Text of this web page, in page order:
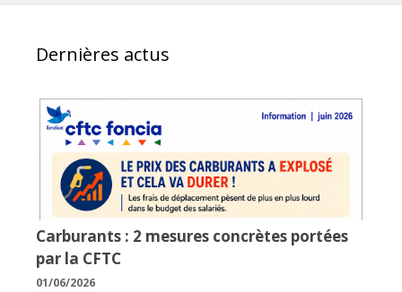
Dernières actus
Carburants : 2 mesures concrètes portées
par la CFTC
01/06/2026